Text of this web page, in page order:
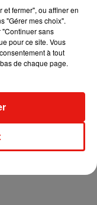
confirmé à l'Accor
et fermer", ou affiner en
"Gérer mes choix".
sans
pour ce site. Vous
à tout
de chaque page.